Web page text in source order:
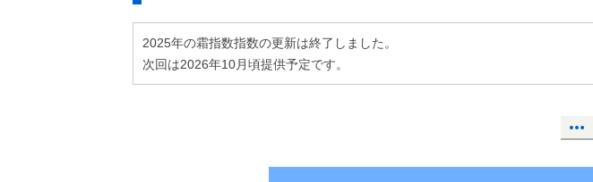
2025年の霜指数指数の更新は終了しました。
次回は2026年10月頃提供予定です。